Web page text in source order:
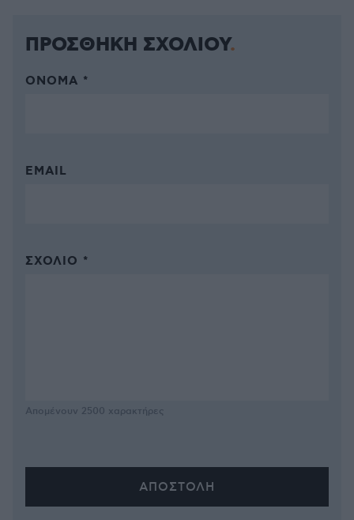
ΠΡΟΣΘΗΚΗ ΣΧΟΛΙΟΥ
ΌΝΟΜΑ *
EMAIL
ΣΧΌΛΙΟ *
Απομένουν 2500 χαρακτήρες